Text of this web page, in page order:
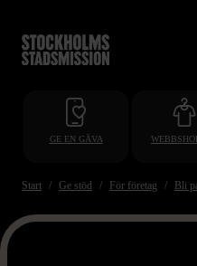
till
GE EN GÅVA
Start Ge stöd För företag Bli